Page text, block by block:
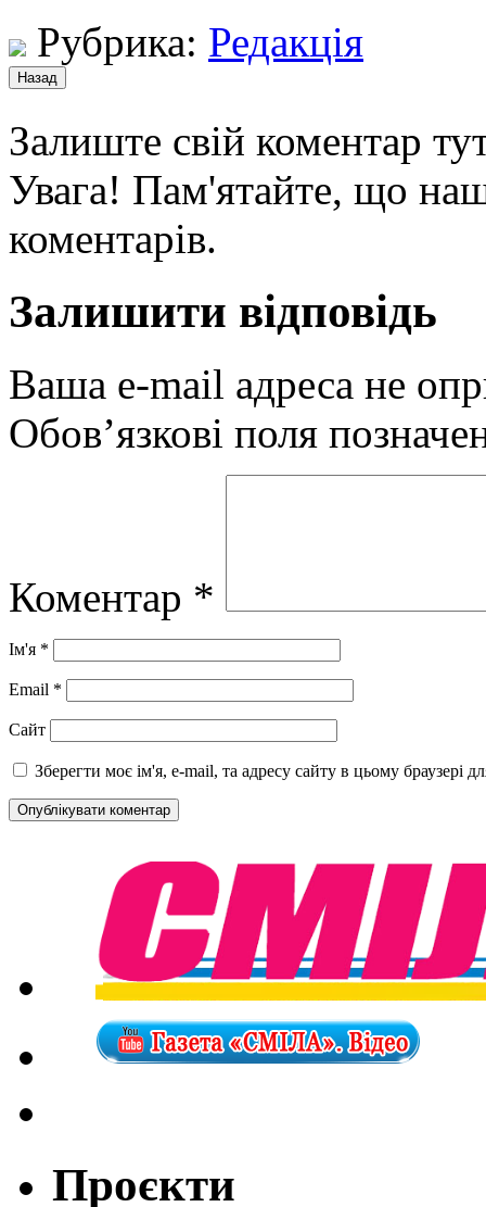
Рубрика: Редакція
Залиште свій коментар
Увага! Пам'ятайте, що
коментарів.
Залишити відповідь
Ваша e-mail адреса не
Обов’язкові поля
Коментар *
Ім'я *
Email *
Сайт
Зберегти моє ім'я, e-mail, та адресу сайту в цьому браузері
Проєкти